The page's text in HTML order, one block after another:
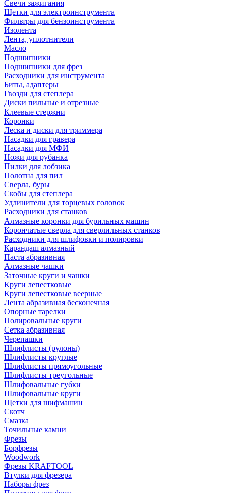
Свечи зажигания
Щетки для электроинструмента
Фильтры для бензоинструмента
Изолента
Лента, уплотнители
Масло
Подшипники
Подшипники для фрез
Расходники для инструмента
Биты, адаптеры
Гвозди для степлера
Диски пильные и отрезные
Клеевые стержни
Коронки
Леска и диски для триммера
Насадки для гравера
Насадки для МФИ
Ножи для рубанка
Пилки для лобзика
Полотна для пил
Сверла, буры
Скобы для степлера
Удлинители для торцевых головок
Расходники для станков
Алмазные коронки для бурильных машин
Корончатые сверла для сверлильных станков
Расходники для шлифовки и полировки
Карандаш алмазный
Паста абразивная
Алмазные чашки
Заточные круги и чашки
Круги лепестковые
Круги лепестковые веерные
Лента абразивная бесконечная
Опорные тарелки
Полировальные круги
Сетка абразивная
Черепашки
Шлифлисты (рулоны)
Шлифлисты круглые
Шлифлисты прямоугольные
Шлифлисты треугольные
Шлифовальные губки
Шлифовальные круги
Щетки для шифмашин
Скотч
Смазка
Точильные камни
Фрезы
Борфрезы
Woodwork
Фрезы KRAFTOOL
Втулки для фрезера
Наборы фрез